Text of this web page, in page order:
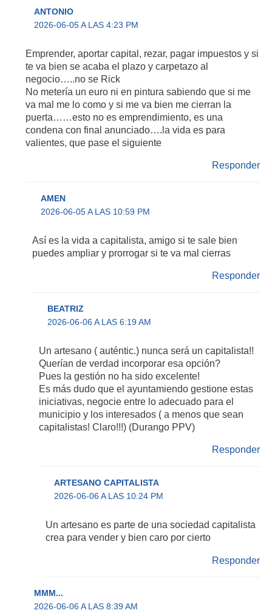
ANTONIO
2026-06-05 A LAS 4:23 PM
Emprender, aportar capital, rezar, pagar impuestos y si
te va bien se acaba el plazo y carpetazo al
negocio…..no se Rick
No metería un euro ni en pintura sabiendo que si me
va mal me lo como y si me va bien me cierran la
puerta……esto no es emprendimiento, es una
condena con final anunciado….la vida es para
valientes, que pase el siguiente
Responder
AMEN
2026-06-05 A LAS 10:59 PM
Así es la vida a capitalista, amigo si te sale bien
puedes ampliar y prorrogar si te va mal cierras
Responder
BEATRIZ
2026-06-06 A LAS 6:19 AM
Un artesano ( auténtic.) nunca será un capitalista!!
Querían de verdad incorporar esa opción?
Pues la gestión no ha sido excelente!
Es más dudo que el ayuntamiendo gestione estas
iniciativas, negocie entre lo adecuado para el
municipio y los interesados ( a menos que sean
capitalistas! Claro!!!) (Durango PPV)
Responder
ARTESANO CAPITALISTA
2026-06-06 A LAS 10:24 PM
Un artesano es parte de una sociedad capitalista
crea para vender y bien caro por cierto
Responder
MMM...
2026-06-06 A LAS 8:39 AM